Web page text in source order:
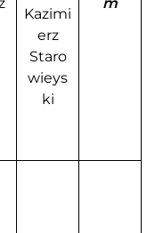
Kazimi
erz
Staro
wieys
ki